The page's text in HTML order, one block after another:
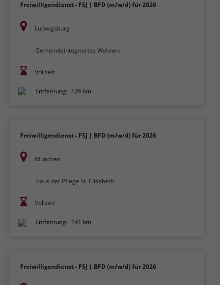
Freiwilligendienst - FSJ | BFD (m/w/d) für 2026
Ludwigsburg
Gemeindeintegriertes Wohnen
Vollzeit
Entfernung: 126 km
Freiwilligendienst - FSJ | BFD (m/w/d) für 2026
München
Haus der Pflege St. Elisabeth
Vollzeit
Entfernung: 141 km
Freiwilligendienst - FSJ | BFD (m/w/d) für 2026